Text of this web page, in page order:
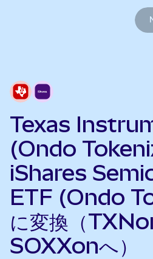
Texas
(Ondo
iShares
ETF (Ondo
に変換（
SOXXonへ）